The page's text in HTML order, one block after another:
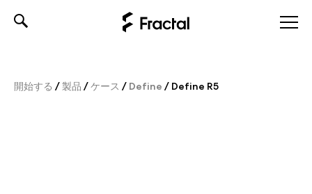
開始する /製品 /ケース / Define / Define R5